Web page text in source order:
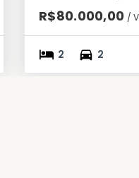
R$80.000,00 /
2 2